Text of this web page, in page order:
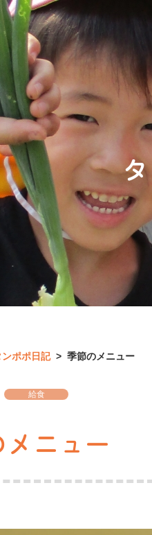
ンポポ日記 > 季節のメニュー
給食
メニュー